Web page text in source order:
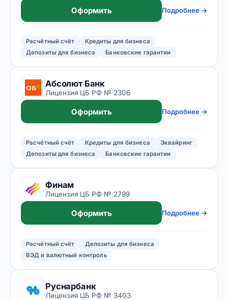
Оформить Подробнее →
Расчётный счёт
Кредиты для бизнеса
Депозиты для бизнеса
Банковские гарантии
Абсолют Банк
Лицензия ЦБ РФ № 2306
Оформить Подробнее →
Расчётный счёт Кредиты для бизнеса
Эквайринг
Депозиты для бизнеса
Банковские гарантии
Финам
Лицензия ЦБ РФ № 2799
Оформить Подробнее →
Расчётный счёт
Депозиты для бизнеса
ВЭД и валютный контроль
Руснарбанк
Лицензия ЦБ РФ № 3403